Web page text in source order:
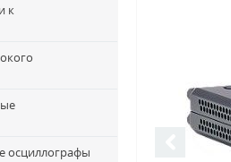
к
осциллографы